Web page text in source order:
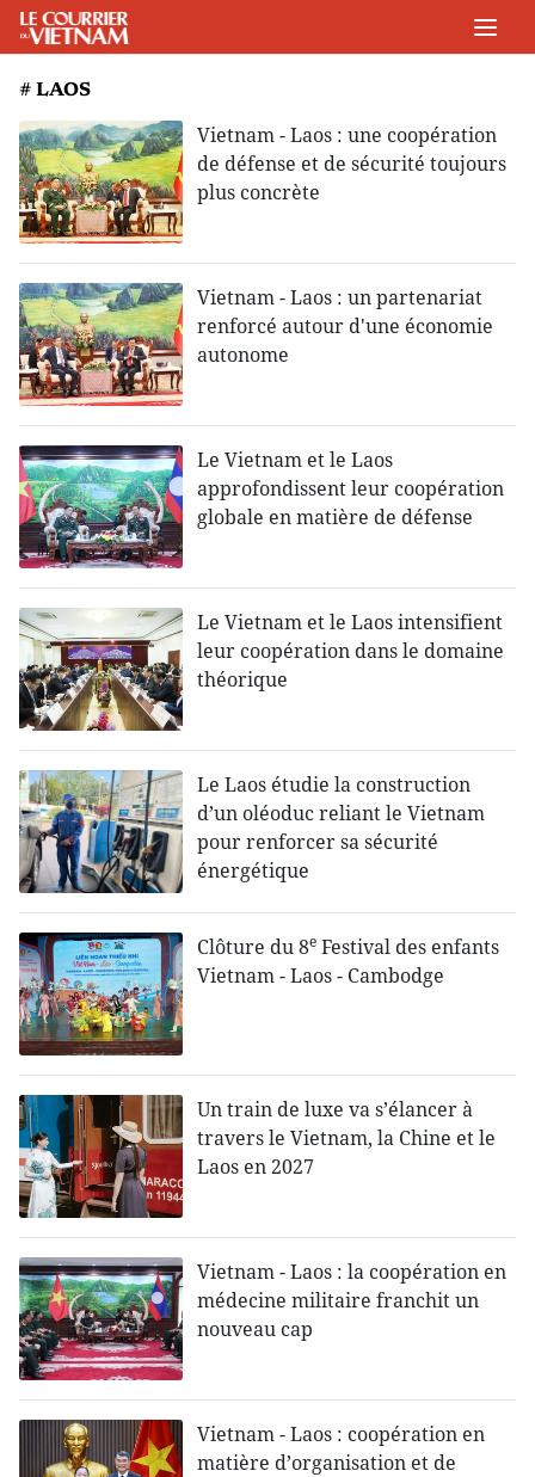
# LAOS
Vietnam - Laos : une coopération
de défense et de sécurité toujours
plus concrète
Vietnam - Laos : un partenariat
renforcé autour d'une économie
autonome
Le Vietnam et le Laos
approfondissent leur coopération
globale en matière de défense
Le Vietnam et le Laos intensifient
leur coopération dans le domaine
théorique
Le Laos étudie la construction
d’un oléoduc reliant le Vietnam
pour renforcer sa sécurité
énergétique
Clôture du 8e Festival des enfants
Vietnam - Laos - Cambodge
Un train de luxe va s’élancer à
travers le Vietnam, la Chine et le
Laos en 2027
Vietnam - Laos : la coopération en
médecine militaire franchit un
nouveau cap
Vietnam - Laos : coopération en
matière d’organisation et de